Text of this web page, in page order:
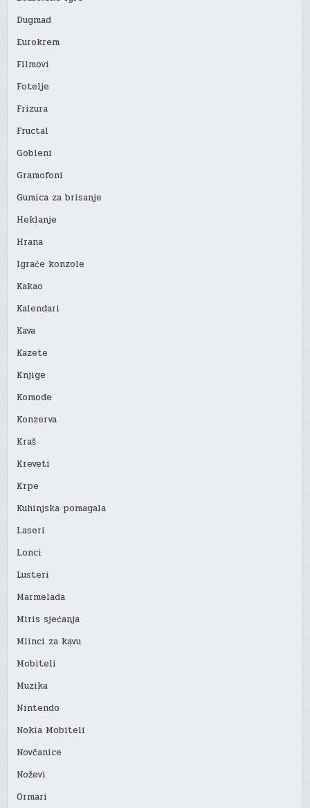
Dugmad
Eurokrem
Filmovi
Fotelje
Frizura
Fructal
Gobleni
Gramofoni
Gumica za brisanje
Heklanje
Hrana
Igraće konzole
Kakao
Kalendari
Kava
Kazete
Knjige
Komode
Konzerva
Kraš
Kreveti
Krpe
Kuhinjska pomagala
Laseri
Lonci
Lusteri
Marmelada
Miris sjećanja
Mlinci za kavu
Mobiteli
Muzika
Nintendo
Nokia Mobiteli
Novčanice
Noževi
Ormari